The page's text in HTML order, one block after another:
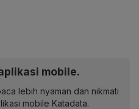
mobile.
lebih nyaman dan nikmati
mobile Katadata.